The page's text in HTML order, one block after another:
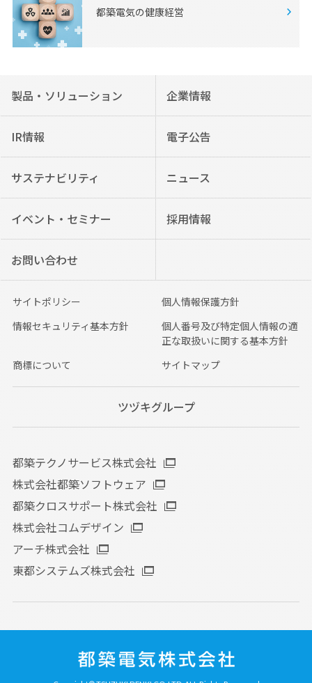
都築電気の健康経営
製品・ソリューション 企業情報
IR情報 電子公告
サステナビリティ ニュース
イベント・セミナー 採用情報
お問い合わせ
サイトポリシー
個人情報保護方針
情報セキュリティ基本方針
個人番号及び特定個人情報の適
正な取扱いに関する基本方針
商標について
サイトマップ
ツヅキグループ
都築テクノサービス株式会社
株式会社都築ソフトウェア
都築クロスサポート株式会社
株式会社コムデザイン
アーチ株式会社
東都システムズ株式会社